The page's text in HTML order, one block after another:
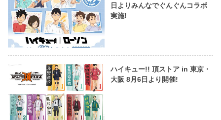
日よりみんなでぐんぐんコラボ
実施!
ハイキュー!! 頂ストア in 東京・
大阪 8月6日より開催!